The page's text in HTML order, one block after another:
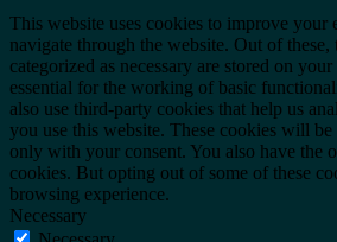
This website uses cookies to improve your
navigate through the website. Out of these,
categorized as necessary are stored on
essential for the working of basic
also use third-party cookies that help us
you use this website. These cookies will
only with your consent. You also have the
cookies. But opting out of some of these
browsing experience.
Necessary